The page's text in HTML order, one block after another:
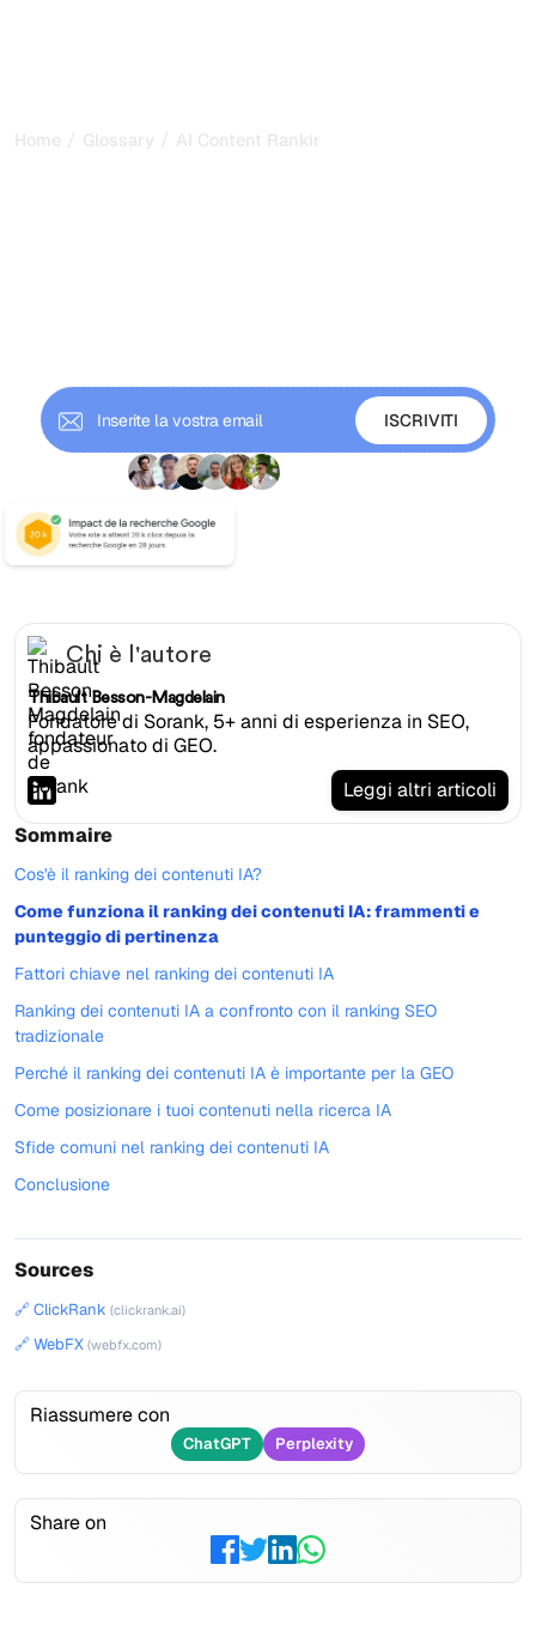
Home / Glossary / AI Content Ranking
Chi è l'autore
Thibault Besson-Magdelain
Fondatore di Sorank, 5+ anni di esperienza in SEO,
appassionato di GEO.
Leggi altri articoli
Sommaire
Cos'è il ranking dei contenuti IA?
Come funziona il ranking dei contenuti IA: frammenti e
punteggio di pertinenza
Fattori chiave nel ranking dei contenuti IA
Ranking dei contenuti IA a confronto con il ranking SEO
tradizionale
Perché il ranking dei contenuti IA è importante per la GEO
Come posizionare i tuoi contenuti nella ricerca IA
Sfide comuni nel ranking dei contenuti IA
Conclusione
Sources
🔗 ClickRank (clickrank.ai)
🔗 WebFX (webfx.com)
Riassumere con
ChatGPT Perplexity
Share on